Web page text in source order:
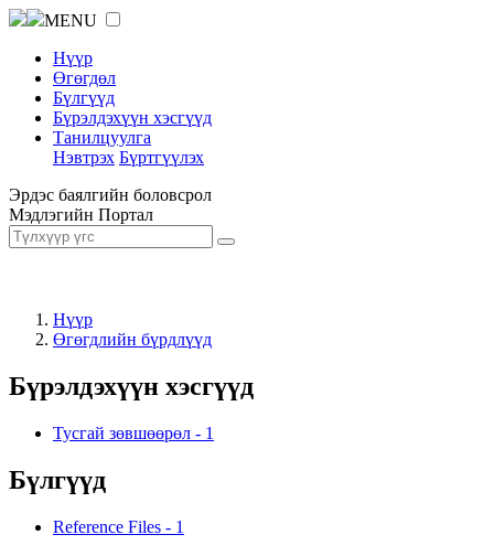
MENU
Нүүр
Өгөгдөл
Бүлгүүд
Бүрэлдэхүүн хэсгүүд
Танилцуулга
Нэвтрэх Бүртгүүлэх
Эрдэс баялгийн боловсрол
Мэдлэгийн Портал
Нүүр
Өгөгдлийн бүрдлүүд
Бүрэлдэхүүн хэсгүүд
Тусгай зөвшөөрөл - 1
Бүлгүүд
Reference Files - 1